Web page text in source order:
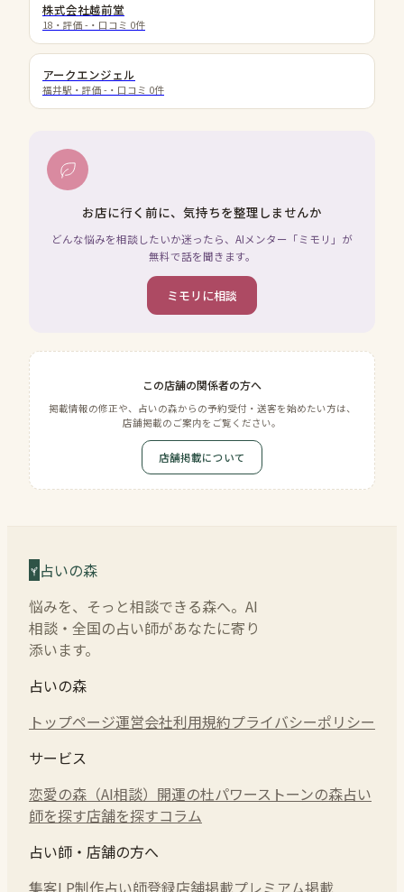
株式会社越前堂
18 ・評価 - ・口コミ 0件
アークエンジェル
福井駅 ・評価 - ・口コミ 0件
お店に行く前に、気持ちを整理しませんか
どんな悩みを相談したいか迷ったら、AIメンター「ミモリ」が
無料で話を聞きます。
ミモリに相談
この店舗の関係者の方へ
掲載情報の修正や、占いの森からの予約受付・送客を始めたい方は、
店舗掲載のご案内をご覧ください。
店舗掲載について
占いの森
悩みを、そっと相談できる森へ。AI
相談・全国の占い師があなたに寄り
添います。
占いの森
トップページ運営会社利用規約プライバシーポリシー
サービス
恋愛の森（AI相談） 開運の杜パワーストーンの森占い
師を探す店舗を探すコラム
占い師・店舗の方へ
集客LP制作占い師登録店舗掲載プレミアム掲載